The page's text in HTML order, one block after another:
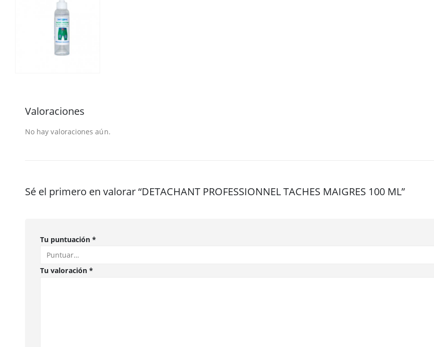
Valoraciones
No hay valoraciones aún.
Sé el primero en valorar “DETACHANT PROFESSIONNEL TACHES MAIGRES 100 ML”
Tu puntuación *
Tu valoración *